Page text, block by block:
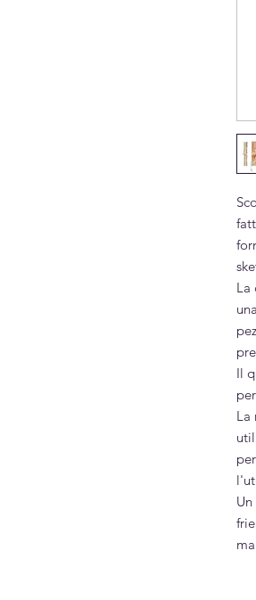
La
Il
La